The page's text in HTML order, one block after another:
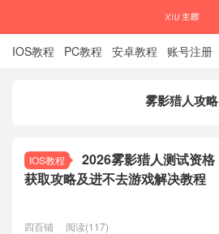
IOS教程 PC教程 安卓教程 账号注册
雾影猎人攻略
IOS教程
2026雾影猎人测试资格
获取攻略及进不去游戏解决教程
四百铺 阅读(117)